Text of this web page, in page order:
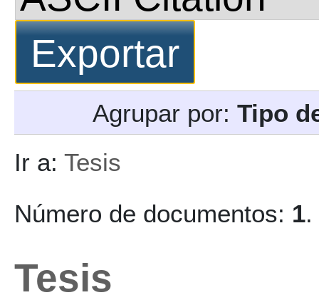
Agrupar por:Tipo
Ir a: Tesis
Número de documentos: 1.
Tesis